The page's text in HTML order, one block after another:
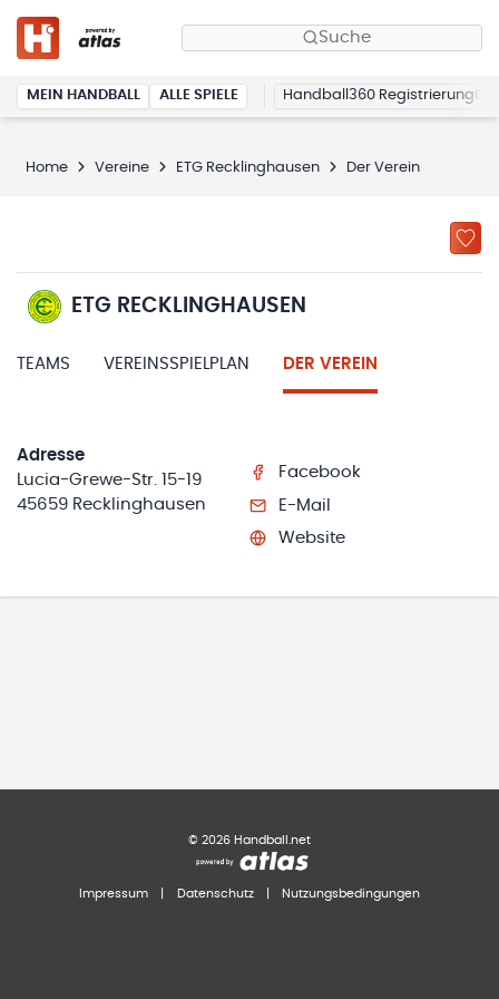
Suche
MEIN HANDBALL ALLE SPIELE Handball360 Registrierung
Home Vereine ETG Recklinghausen Der Verein
ETG RECKLINGHAUSEN
TEAMS VEREINSSPIELPLAN DER VEREIN
Adresse
Lucia-Grewe-Str. 15-19
45659 Recklinghausen
Facebook
E-Mail
Website
© 2026 Handball.net
Impressum Datenschutz Nutzungsbedingungen